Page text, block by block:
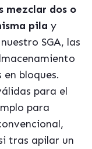
mezclar dos o
pila y
SGA, las
bloques.
para el
para
tras apilar un